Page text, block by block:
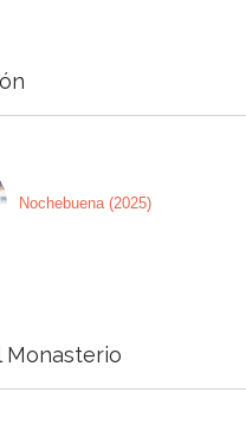
Nochebuena (2025)
Monasterio